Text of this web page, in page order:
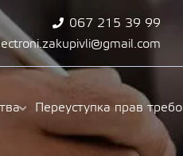
067 215 39 99
Переуступка прав